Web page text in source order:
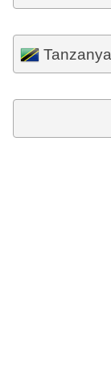
Tanzanya